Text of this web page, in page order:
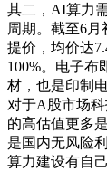
资鲸精选 | 一份性
书该怎么写？（附
12-11
资鲸精选 | 股权架构
马云如何用微弱股
巴
09-27
其二，AI算力
周期。截至6
提价，均价达
100%。电子布
材，也是印制
对于A股市场
的高估值更多
是国内无风险
算力建设有自